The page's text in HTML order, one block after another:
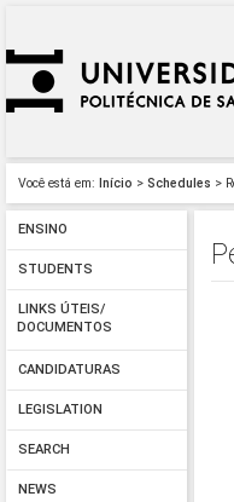
Você está em: Início > Schedules >
ENSINO
STUDENTS
LINKS ÚTEIS/
DOCUMENTOS
CANDIDATURAS
LEGISLATION
SEARCH
NEWS